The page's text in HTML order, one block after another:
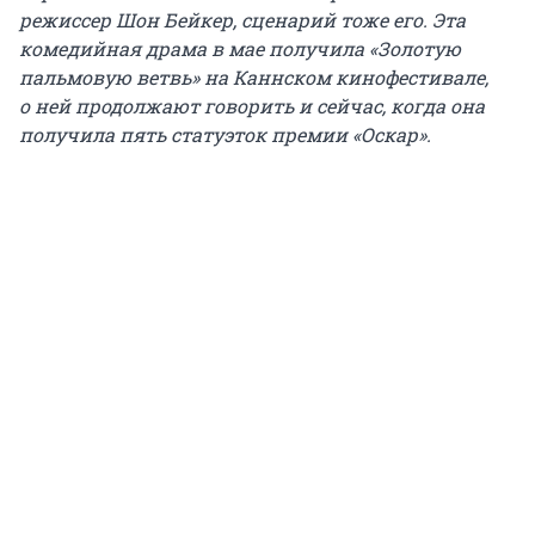
режиссер Шон Бейкер, сценарий тоже его. Эта
комедийная драма в мае получила «Золотую
пальмовую ветвь» на Каннском кинофестивале,
о ней продолжают говорить и сейчас, когда она
получила пять статуэток премии «Оскар».